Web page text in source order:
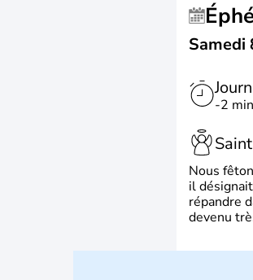
Samedi
-2 min
Nous
il
répandre
devenu